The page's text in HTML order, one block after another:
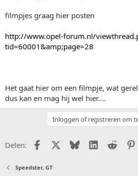
filmpjes graag hier posten
http://www.opel-forum.nl/
tid=60001&amp;page=28
Het gaat hier om een filmpje, wat
dus kan en mag hij wel hier....
Inloggen of registreren om
Delen: FacebookX (Twitter)
BlueskyLinkedIn
Reddit
Speedster, GT